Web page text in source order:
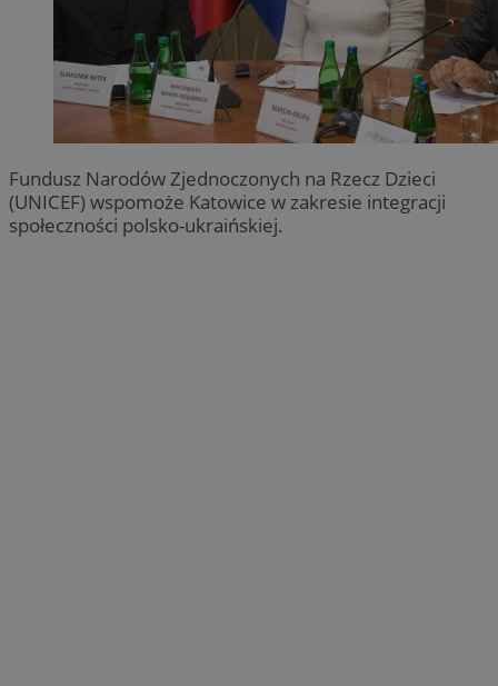
Fundusz Narodów Zjednoczonych na Rzecz Dzieci
(UNICEF) wspomoże Katowice w zakresie integracji
społeczności polsko-ukraińskiej.